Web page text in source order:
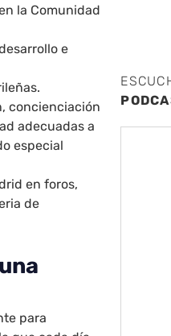
la Comunidad
e
concienciación
adecuadas a
especial
en foros,
de
para